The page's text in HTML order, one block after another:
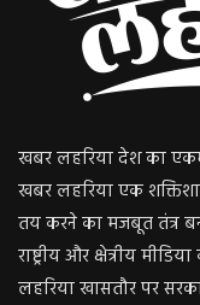
खबर लहरिया देश का
खबर लहरिया एक
तय करने का मजबूत तंत्र
राष्ट्रीय और क्षेत्रीय
लहरिया खासतौर पर